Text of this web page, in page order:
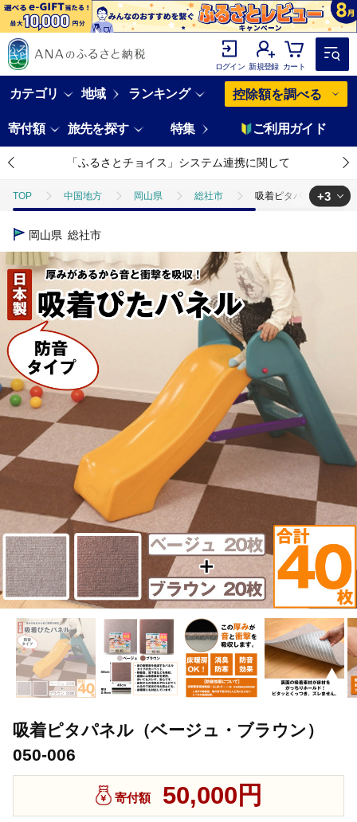
ログイン 新規登録 カート
カテゴリ 地域 ランキング 控除額を調べる
寄付額 旅先を探す 特集 ご利用ガイド
「ふるさとチョイス」システム連携に関して
TOP 中国地方 岡山県 総社市 吸着ピタパネル（ベー
TOP
日用品・雑貨 インテリア雑貨 吸着ピタパネル（ベー
TOP 日用品・雑貨 ほかの雑貨・日用品 吸着ピタパネル（
+3
岡山県 総社市
吸着ピタパネル（ベージュ・ブラウン）
050-006
寄付額 50,000円